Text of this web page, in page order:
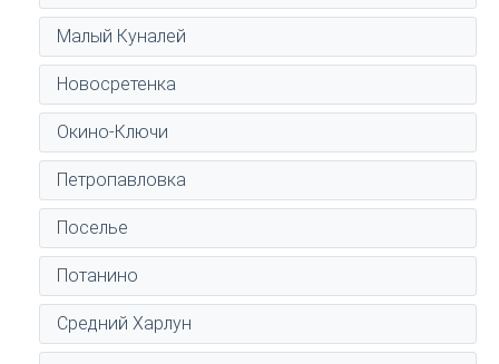
Малый Куналей
Новосретенка
Окино-Ключи
Петропавловка
Поселье
Потанино
Средний Харлун